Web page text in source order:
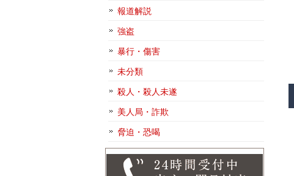
報道解説
強盗
暴行・傷害
未分類
殺人・殺人未遂
美人局・詐欺
脅迫・恐喝